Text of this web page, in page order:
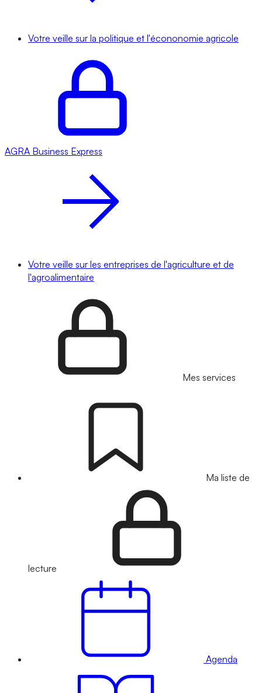
Votre veille sur la politique et l'écononomie agricole
AGRA Business Express
Votre veille sur les entreprises de l'agriculture et de
l'agroalimentaire
Mes services
Ma liste de
lecture
Agenda